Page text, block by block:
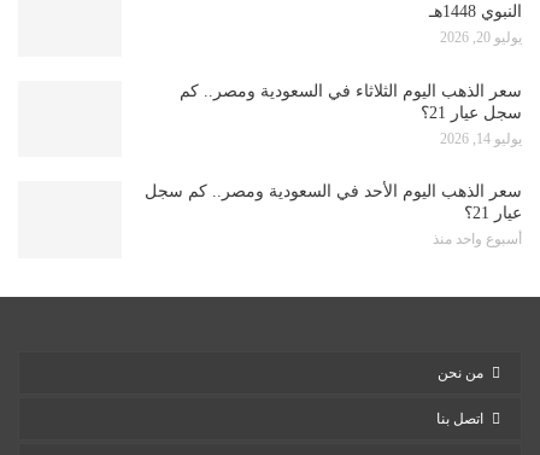
النبوي 1448هـ
يوليو 20, 2026
سعر الذهب اليوم الثلاثاء في السعودية ومصر.. كم
سجل عيار 21؟
يوليو 14, 2026
سعر الذهب اليوم الأحد في السعودية ومصر.. كم سجل
عيار 21؟
أسبوع واحد منذ
من نحن
اتصل بنا